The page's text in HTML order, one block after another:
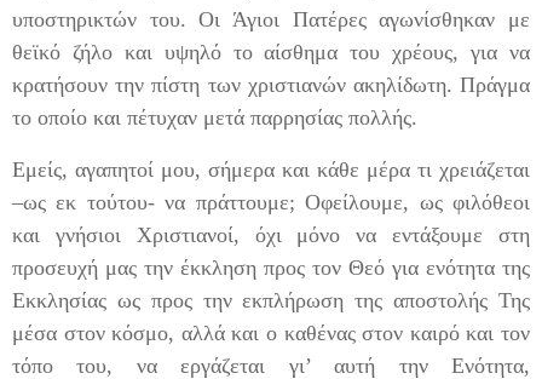
υποστηρικτών του. Οι Άγιοι Πατέρες αγωνίσθηκαν με
θεϊκό ζήλο και υψηλό το αίσθημα του χρέους, για να
κρατήσουν την πίστη των χριστιανών ακηλίδωτη. Πράγμα
το οποίο και πέτυχαν μετά παρρησίας πολλής.
Εμείς, αγαπητοί μου, σήμερα και κάθε μέρα τι χρειάζεται
–ως εκ τούτου- να πράττουμε; Οφείλουμε, ως φιλόθεοι
και γνήσιοι Χριστιανοί, όχι μόνο να εντάξουμε στη
προσευχή μας την έκκληση προς τον Θεό για ενότητα της
Εκκλησίας ως προς την εκπλήρωση της αποστολής Της
μέσα στον κόσμο, αλλά και ο καθένας στον καιρό και τον
τόπο του, να εργάζεται γι’ αυτή την Ενότητα,